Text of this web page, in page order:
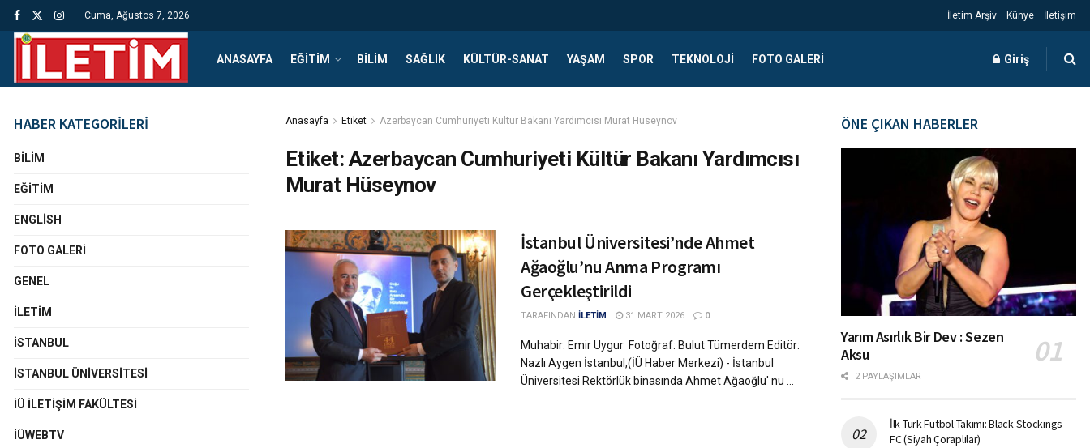
Cuma, Ağustos 7, 2026 İletim Arşiv Künye İletişim
ANASAYFA EĞITIM BILIM SAĞLIK KÜLTÜR-SANAT YAŞAM SPOR TEKNOLOJI FOTO GALERI Giriş
Anasayfa Etiket Azerbaycan Cumhuriyeti Kültür Bakanı Yardımcısı Murat Hüseynov
Etiket: Azerbaycan Cumhuriyeti Kültür Bakanı Yardımcısı
Murat Hüseynov
İstanbul Üniversitesi’nde Ahmet
Ağaoğlu’nu Anma Programı
Gerçekleştirildi
TARAFINDAN İLETİM 31 MART 2026 0
Muhabir: Emir Uygur Fotoğraf: Bulut Tümerdem Editör:
Nazlı Aygen İstanbul,(İÜ Haber Merkezi) - İstanbul
Üniversitesi Rektörlük binasında Ahmet Ağaoğlu' nu ...
HABER KATEGORİLERİ
BILIM
EĞITIM
ENGLISH
FOTO GALERI
GENEL
İLETIM
İSTANBUL
İSTANBUL ÜNIVERSITESI
İÜ İLETIŞIM FAKÜLTESI
İÜWEBTV
ÖNE ÇIKAN HABERLER
Yarım Asırlık Bir Dev : Sezen
Aksu
2 PAYLAŞIMLAR
İlk Türk Futbol Takımı: Black Stockings
FC (Siyah Çoraplılar)